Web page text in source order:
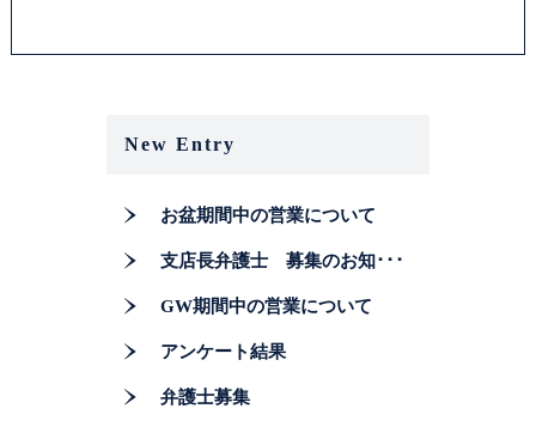
New Entry
お盆期間中の営業について
支店長弁護士 募集のお知･･･
GW期間中の営業について
アンケート結果
弁護士募集